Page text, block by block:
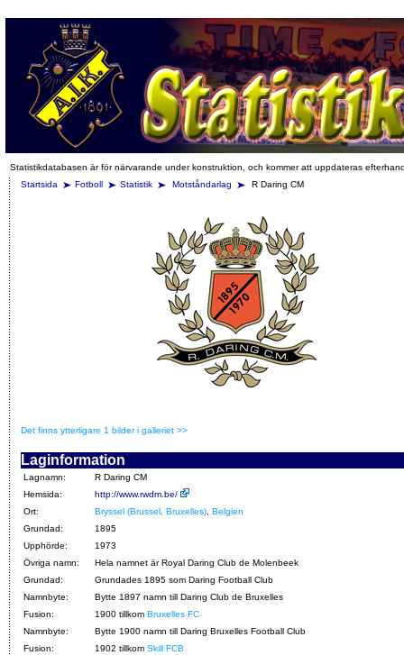
Statistikdatabasen är för närvarande under konstruktion, och kommer att uppdateras
Startsida
Fotboll Statistik Motståndarlag R Daring CM
Det finns ytterligare 1 bilder i galleriet >>
Laginformation
Lagnamn:
R Daring CM
Hemsida:
http://www.rwdm.be/
Ort:
Bryssel (Brussel, Bruxelles) Belgien
Grundad:
1895
Upphörde:
1973
Övriga namn:
Hela namnet är Royal Daring Club de Molenbeek
Grundad:
Grundades 1895 som Daring Football Club
Namnbyte:
Bytte 1897 namn till Daring Club de Bruxelles
Fusion:
1900 tillkom Bruxelles FC
Namnbyte:
Bytte 1900 namn till Daring Bruxelles Football Club
Fusion:
1902 tillkom Skill FCB